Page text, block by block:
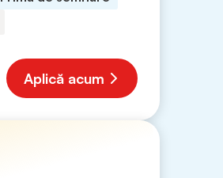
Aplică acum